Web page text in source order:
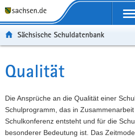
t
ü
e
r
g
r
r
l
a
v
i
g
a
t
n
h
a
l
W
t
r
e
I
n
r
i
c
e
Portalübergreifende
Sächsische Schuldatenbank
Hauptinhalt
Qualität
Die Ansprüche an die Qualität einer
Schulprogramm, das in
Schulkonferenz entsteht und für die
besonderer Bedeutung ist. Das